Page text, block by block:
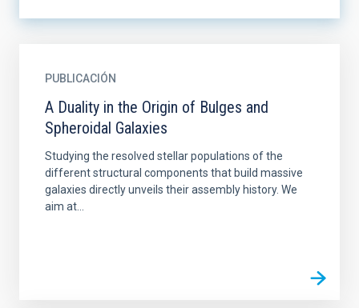
PUBLICACIÓN
A Duality in the Origin of Bulges and
Spheroidal Galaxies
Studying the resolved stellar populations of the
different structural components that build massive
galaxies directly unveils their assembly history. We
aim at...